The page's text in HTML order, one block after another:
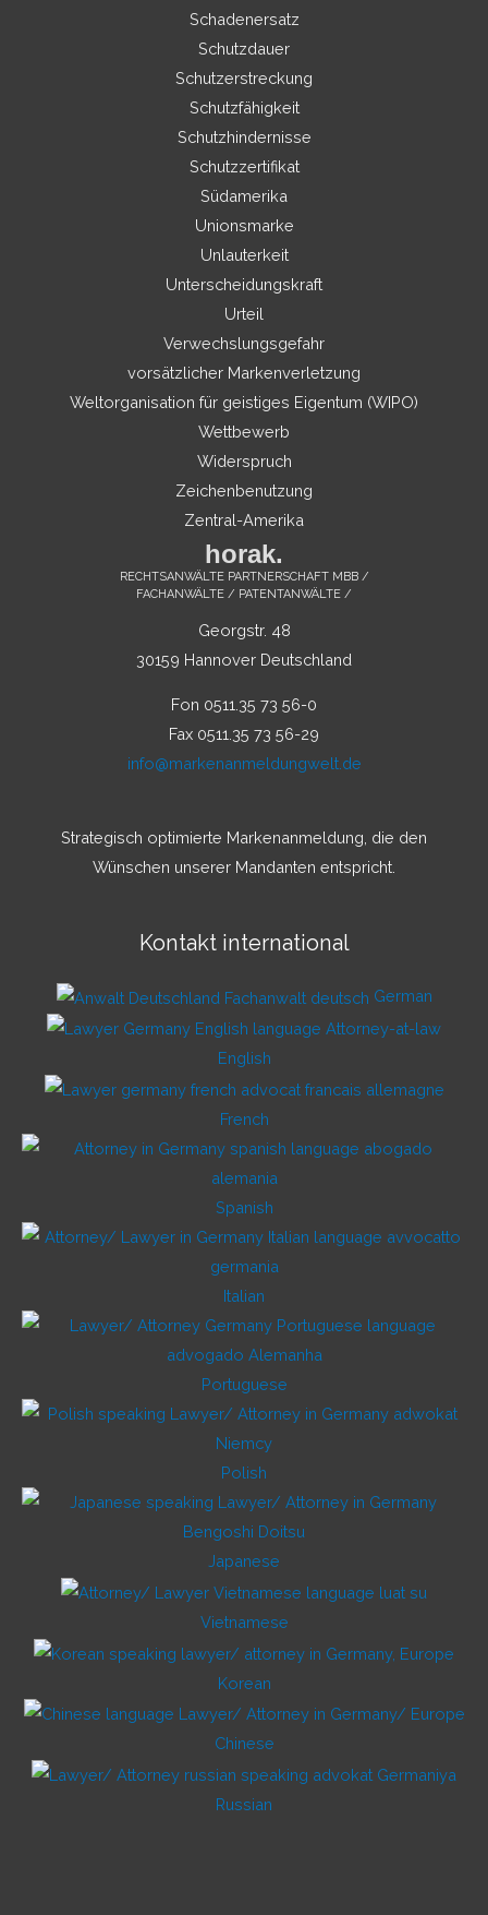
Schadenersatz
Schutzdauer
Schutzerstreckung
Schutzfähigkeit
Schutzhindernisse
Schutzzertifikat
Südamerika
Unionsmarke
Unlauterkeit
Unterscheidungskraft
Urteil
Verwechslungsgefahr
vorsätzlicher Markenverletzung
Weltorganisation für geistiges Eigentum (WIPO)
Wettbewerb
Widerspruch
Zeichenbenutzung
Zentral-Amerika
horak.
RECHTSANWÄLTE PARTNERSCHAFT MBB /
FACHANWÄLTE / PATENTANWÄLTE /
Georgstr. 48
30159 Hannover Deutschland
Fon 0511.35 73 56-0
Fax 0511.35 73 56-29
info@markenanmeldungwelt.de
Strategisch optimierte Markenanmeldung, die den
Wünschen unserer Mandanten entspricht.
Kontakt international
German
English
French
Spanish
Italian
Portuguese
Polish
Japanese
Vietnamese
Korean
Chinese
Russian